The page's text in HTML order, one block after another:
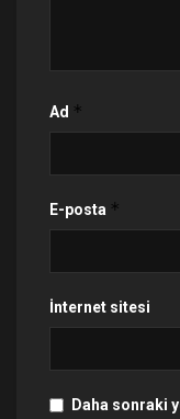
Ad *
E-posta *
İnternet sitesi
Daha sonraki